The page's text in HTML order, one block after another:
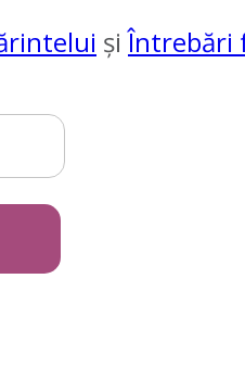
și Întrebări